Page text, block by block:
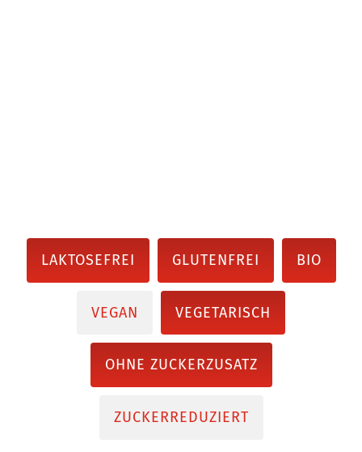
LAKTOSEFREI GLUTENFREI BIO
VEGAN VEGETARISCH
OHNE ZUCKERZUSATZ
ZUCKERREDUZIERT